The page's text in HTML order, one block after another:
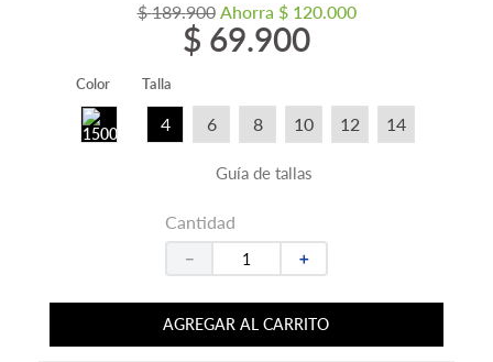
$ 189.900 Ahorra $ 120.000
$ 69.900
Color Talla
4 6 8 10 12 14
Guía de tallas
Cantidad
＋
－
AGREGAR AL CARRITO